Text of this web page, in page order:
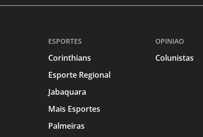
ESPORTES
Corinthians
Esporte Regional
Jabaquara
Mais Esportes
Palmeiras
OPINIAO
Colunistas